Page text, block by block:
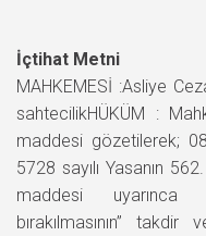
İçtihat Metni
MAHKEMESİ :Asliye
sahtecilikHÜKÜM :
maddesi gözetilerek;
5728 sayılı Yasanın
maddesi uyarınca
bırakılmasının”